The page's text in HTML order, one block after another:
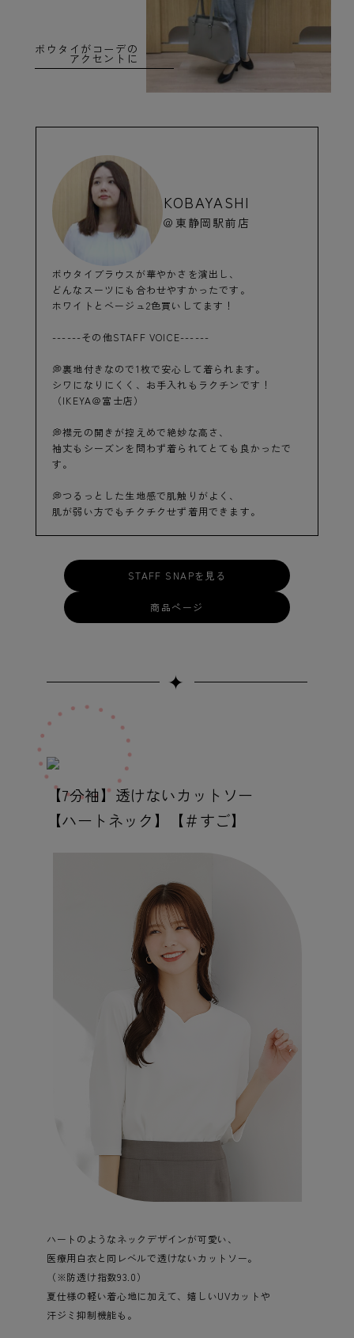
ボウタイがコーデの
アクセントに
KOBAYASHI
＠東静岡駅前店
ボウタイブラウスが華やかさを演出し、
どんなスーツにも合わせやすかったです。
ホワイトとベージュ2色買いしてます！
------その他STAFF VOICE------
💭裏地付きなので1枚で安心して着られます。
シワになりにくく、お手入れもラクチンです！
（IKEYA＠富士店）
💭襟元の開きが控えめで絶妙な高さ、
袖丈もシーズンを問わず着られてとても良かったで
す。
💭つるっとした生地感で肌触りがよく、
肌が弱い方でもチクチクせず着用できます。
STAFF SNAPを見る
商品ページ
✦
【7分袖】透けないカットソー
【ハートネック】【＃すご】
ハートのようなネックデザインが可愛い、
医療用白衣と同レベルで透けないカットソー。
（※防透け指数93.0）
夏仕様の軽い着心地に加えて、嬉しいUVカットや
汗ジミ抑制機能も。